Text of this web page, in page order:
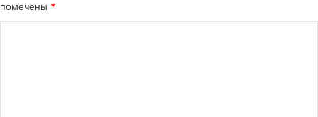
помечены *